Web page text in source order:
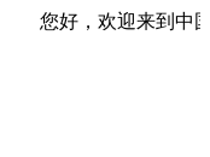
迎来到中国海事仲裁委